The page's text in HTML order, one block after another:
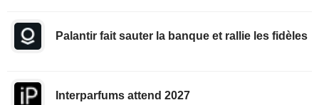
Palantir fait sauter la banque et rallie les fidèles
Interparfums attend 2027